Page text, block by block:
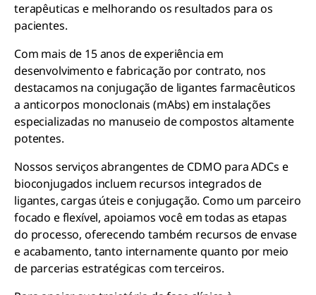
terapêuticas e melhorando os resultados para os
pacientes.
Com mais de 15 anos de experiência em
desenvolvimento e fabricação por contrato, nos
destacamos na conjugação de ligantes farmacêuticos
a anticorpos monoclonais (mAbs) em instalações
especializadas no manuseio de compostos altamente
potentes.
Nossos serviços abrangentes de CDMO para ADCs e
bioconjugados incluem recursos integrados de
ligantes, cargas úteis e conjugação. Como um parceiro
focado e flexível, apoiamos você em todas as etapas
do processo, oferecendo também recursos de envase
e acabamento, tanto internamente quanto por meio
de parcerias estratégicas com terceiros.